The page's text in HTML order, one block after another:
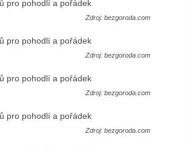
Zdroj: bezgoroda.com
Zdroj: bezgoroda.com
Zdroj: bezgoroda.com
Zdroj: bezgoroda.com